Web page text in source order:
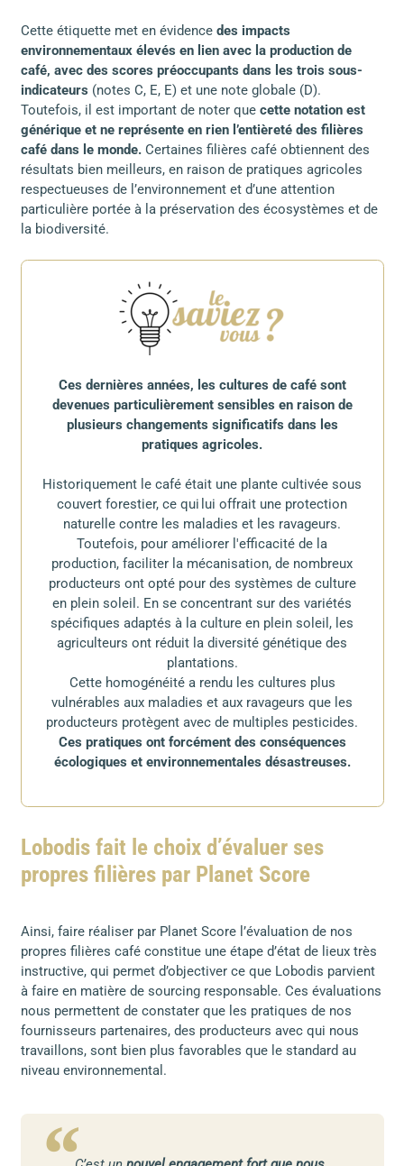
Cette étiquette met en évidence des impacts
environnementaux élevés en lien avec la production de
café, avec des scores préoccupants dans les trois sous-
indicateurs (notes C, E, E) et une note globale (D).
Toutefois, il est important de noter que cette notation est
générique et ne représente en rien l’entièreté des filières
café dans le monde.Certaines filières café obtiennent des
résultats bien meilleurs, en raison de pratiques agricoles
respectueuses de l’environnement et d’une attention
particulière portée à la préservation des écosystèmes et de
la biodiversité.
Ces dernières années, les cultures de café sont
devenues particulièrement sensibles en raison de
plusieurs changements significatifs dans les
pratiques agricoles.
Historiquement le café était une plante cultivée sous
couvert forestier, ce qui lui offrait une protection
naturelle contre les maladies et les ravageurs.
Toutefois, pour améliorer l'efficacité de la
production, faciliter la mécanisation, de nombreux
producteurs ont opté pour des systèmes de culture
en plein soleil. En se concentrant sur des variétés
spécifiques adaptés à la culture en plein soleil, les
agriculteurs ont réduit la diversité génétique des
plantations.
Cette homogénéité a rendu les cultures plus
vulnérables aux maladies et aux ravageurs que les
producteurs protègent avec de multiples pesticides​.
Ces pratiques ont forcément des conséquences
écologiques et environnementales désastreuses.
Lobodis fait le choix d’évaluer ses
propres filières par Planet Score
Ainsi, faire réaliser par Planet Score l’évaluation de nos
propres filières café constitue une étape d’état de lieux très
instructive, qui permet d’objectiver ce que Lobodis parvient
à faire en matière de sourcing responsable. Ces évaluations
nous permettent de constater que les pratiques de nos
fournisseurs partenaires, des producteurs avec qui nous
travaillons, sont bien plus favorables que le standard au
niveau environnemental.